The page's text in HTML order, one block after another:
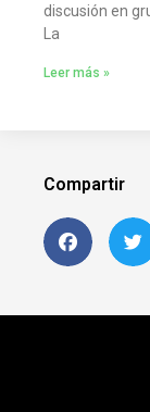
discusión en
La
Leer más »
Compartir